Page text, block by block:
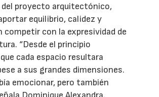
del proyecto arquitectónico,
equilibrio, calidez y
con la expresividad de
“Desde el principio
cada espacio resultara
a sus grandes dimensiones.
emocionar, pero también